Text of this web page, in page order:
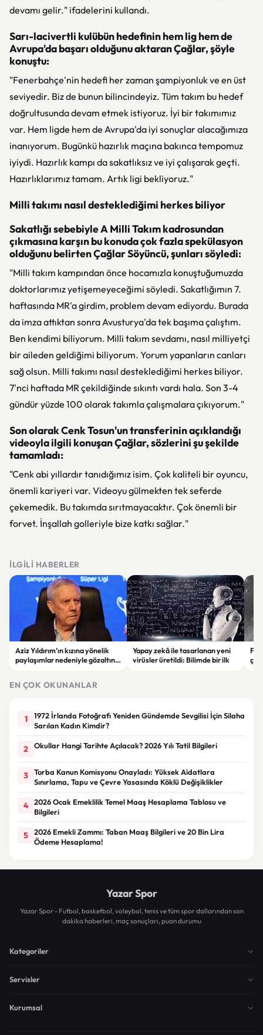
devamı gelir." ifadelerini kullandı.
Sarı-lacivertli kulübün hedefinin hem lig hem de
Avrupa'da başarı olduğunu aktaran Çağlar, şöyle
konuştu:
"Fenerbahçe'nin hedefi her zaman şampiyonluk ve en üst
seviyedir. Biz de bunun bilincindeyiz. Tüm takım bu hedef
doğrultusunda devam etmek istiyoruz. İyi bir takımımız
var. Hem ligde hem de Avrupa'da iyi sonuçlar alacağımıza
inanıyorum. Bugünkü hazırlık maçına bakınca tempomuz
iyiydi. Hazırlık kampı da sakatlıksız ve iyi çalışarak geçti.
Hazırlıklarımız tamam. Artık ligi bekliyoruz."
Milli takımı nasıl desteklediğimi herkes biliyor
Sakatlığı sebebiyle A Milli Takım kadrosundan
çıkmasına karşın bu konuda çok fazla spekülasyon
olduğunu belirten Çağlar Söyüncü, şunları söyledi:
"Milli takım kampından önce hocamızla konuştuğumuzda
doktorlarımız yetişemeyeceğimi söyledi. Sakatlığımın 7.
haftasında MR'a girdim, problem devam ediyordu. Burada
da imza attıktan sonra Avusturya'da tek başıma çalıştım.
Ben kendimi biliyorum. Milli takım sevdamı, nasıl milliyetçi
bir aileden geldiğimi biliyorum. Yorum yapanların canları
sağ olsun. Milli takımı nasıl desteklediğimi herkes biliyor.
7'nci haftada MR çekildiğinde sıkıntı vardı hala. Son 3-4
gündür yüzde 100 olarak takımla çalışmalara çıkıyorum."
Son olarak Cenk Tosun'un transferinin açıklandığı
videoyla ilgili konuşan Çağlar, sözlerini şu şekilde
tamamladı:
"Cenk abi yıllardır tanıdığımız isim. Çok kaliteli bir oyuncu,
önemli kariyeri var. Videoyu gülmekten tek seferde
çekemedik. Bu takımda sırıtmayacaktır. Çok önemli bir
forvet. İnşallah golleriyle bize katkı sağlar."
İLGILI HABERLER
Aziz Yıldırım’ın kızına yönelik
paylaşımlar nedeniyle gözaltına
Yapay zekâ ile tasarlanan yeni
virüsler üretildi: Bilimde bir ilk
EN ÇOK OKUNANLAR
1
1972 İrlanda Fotoğrafı Yeniden Gündemde Sevgilisi İçin Silaha
Sarılan Kadın Kimdir?
2 Okullar Hangi Tarihte Açılacak? 2026 Yılı Tatil Bilgileri
3
Torba Kanun Komisyonu Onayladı: Yüksek Aidatlara
Sınırlama, Tapu ve Çevre Yasasında Köklü Değişiklikler
4
2026 Ocak Emeklilik Temel Maaş Hesaplama Tablosu ve
Bilgileri
5
2026 Emekli Zammı: Taban Maaş Bilgileri ve 20 Bin Lira
Ödeme Hesaplama!
Yazar Spor
Yazar Spor - Futbol, basketbol, voleybol, tenis ve tüm spor dallarından son
dakika haberleri, maç sonuçları, puan durumu
Kategoriler
Servisler
Kurumsal